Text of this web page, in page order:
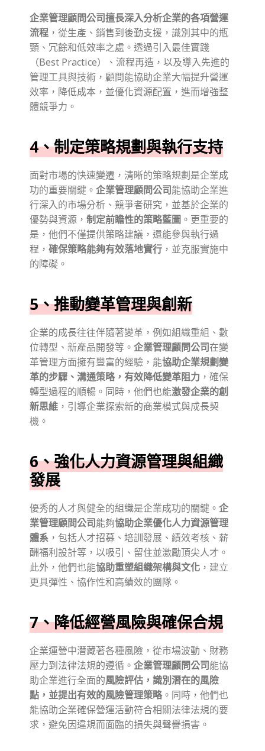
企業管理顧問公司擅長深入分析企業的各項營運
流程 ，從生產、銷售到後勤支援，識別其中的瓶
頸、冗餘和低效率之處。透過引入最佳實踐
（Best Practice）、流程再造，以及導入先進的
管理工具與技術，顧問能協助企業大幅提升營運
效率，降低成本，並優化資源配置，進而增強整
體競爭力。
4、制定策略規劃與執行支持
面對市場的快速變遷，清晰的策略規劃是企業成
功的重要關鍵。 企業管理顧問公司能協助企業進
行深入的市場分析、競爭者研究，並基於企業的
優勢與資源， 制定前瞻性的策略藍圖 。更重要的
是，他們不僅提供策略建議，還能參與執行過
程， 確保策略能夠有效落地實行 ，並克服實施中
的障礙。
5、推動變革管理與創新
企業的成長往往伴隨著變革，例如組織重組、數
位轉型、新產品開發等。 企業管理顧問公司在變
革管理方面擁有豐富的經驗，能協助企業規劃變
革的步驟、溝通策略，有效降低變革阻力 ，確保
轉型過程的順暢。同時，他們也能激發企業的創
新思維 ，引導企業探索新的商業模式與成長契
機。
6、強化人力資源管理與組織
發展
優秀的人才與健全的組織是企業成功的關鍵。 企
業管理顧問公司能夠協助企業優化人力資源管理
體系 ，包括人才招募、培訓發展、績效考核、薪
酬福利設計等，以吸引、留住並激勵頂尖人才。
此外，他們也能協助重塑組織架構與文化 ，建立
更具彈性、協作性和高績效的團隊。
7、降低經營風險與確保合規
企業運營中潛藏著各種風險，從市場波動、財務
壓力到法律法規的遵循。 企業管理顧問公司能協
助企業進行全面的風險評估，識別潛在的風險
點，並提出有效的風險管理策略。同時，他們也
能協助企業確保營運活動符合相關法律法規的要
求，避免因違規而面臨的損失與聲譽損害。